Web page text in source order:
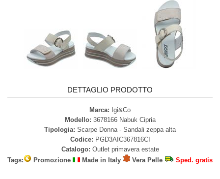
DETTAGLIO PRODOTTO
Marca: Igi&Co
Modello: 3678166 Nabuk Cipria
Tipologia: Scarpe Donna - Sandali zeppa alta
Codice: PGD3AIC367816CI
Catalogo: Outlet primavera estate
Tags:
Promozione Made in Italy Vera Pelle Sped. gratis